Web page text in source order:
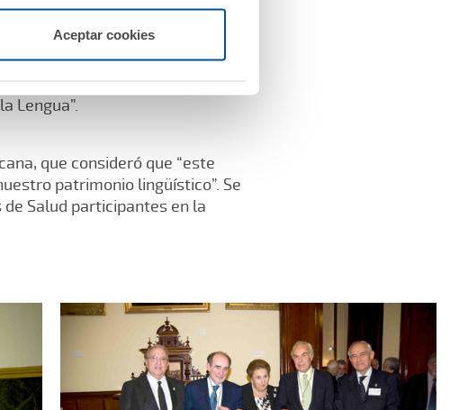
Aceptar cookies
de acceso libre y gratuito,
su carácter de lengua
diversas que comparten una
Lengua”.
que consideró que “este
patrimonio lingüístico”. Se
Salud participantes en la